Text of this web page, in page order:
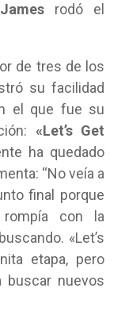
Jamesrodó el
de tres de los
su facilidad
el que fue su
«Let’s Get
ha quedado
“No veía a
final porque
rompía con la
«Let’s
etapa, pero
buscar nuevos